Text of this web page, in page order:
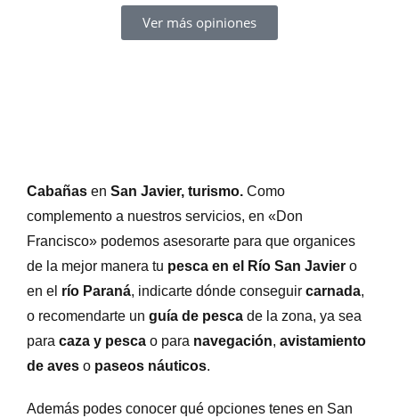
Ver más opiniones
Cabañas en San Javier, turismo. Como
complemento a nuestros servicios, en «Don
Francisco» podemos asesorarte para que organices
de la mejor manera tu pesca en el Río San Javier o
en el río Paraná, indicarte dónde conseguir carnada,
o recomendarte un guía de pesca de la zona, ya sea
para caza y pesca o para navegación, avistamiento
de aves o paseos náuticos.
Además podes conocer qué opciones tenes en San